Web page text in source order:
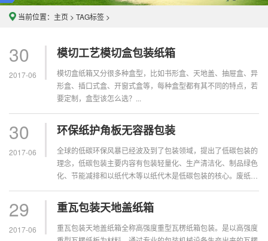
当前位置： 主页 > TAG标签 >
30
2017-06
模切工艺模切盒包装纸箱
模切盒纸箱又分很多种盒型，比如书形盒、天地盖、抽屉盒、异
形盒、插口式盒、开窗式盒等，每种盒型都有其不同的特点，若
要定制，盒型该怎么选？...
30
2017-06
环保纸护角板无容器包装
全球的低碳环保风暴已经波及到了包装领域，提出了低碳包装的
理念，低碳包装主要内容有包装轻量化、生产清洁化、制品绿色
化、节能减排和以纸代木等以纸代木是低碳包装的核心。废纸循
能节水、减排。纸护角板作为护边、护角、护顶、护底的防护包
装新材料，开辟了“无...
29
2017-06
重瓦包装天地盖纸箱
重瓦包装天地盖纸箱全称高强度重型瓦楞纸箱包装。是以高强度